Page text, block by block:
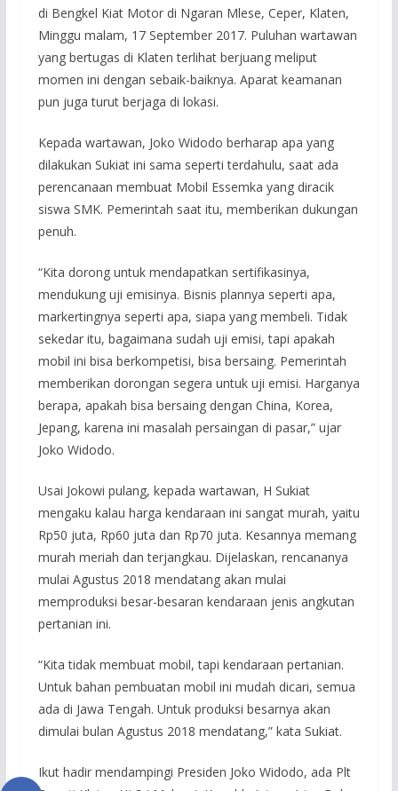
di Bengkel Kiat Motor di Ngaran Mlese, Ceper, Klaten,
Minggu malam, 17 September 2017. Puluhan wartawan
yang bertugas di Klaten terlihat berjuang meliput
momen ini dengan sebaik-baiknya. Aparat keamanan
pun juga turut berjaga di lokasi.
Kepada wartawan, Joko Widodo berharap apa yang
dilakukan Sukiat ini sama seperti terdahulu, saat ada
perencanaan membuat Mobil Essemka yang diracik
siswa SMK. Pemerintah saat itu, memberikan dukungan
penuh.
“Kita dorong untuk mendapatkan sertifikasinya,
mendukung uji emisinya. Bisnis plannya seperti apa,
markertingnya seperti apa, siapa yang membeli. Tidak
sekedar itu, bagaimana sudah uji emisi, tapi apakah
mobil ini bisa berkompetisi, bisa bersaing. Pemerintah
memberikan dorongan segera untuk uji emisi. Harganya
berapa, apakah bisa bersaing dengan China, Korea,
Jepang, karena ini masalah persaingan di pasar,” ujar
Joko Widodo.
Usai Jokowi pulang, kepada wartawan, H Sukiat
mengaku kalau harga kendaraan ini sangat murah, yaitu
Rp50 juta, Rp60 juta dan Rp70 juta. Kesannya memang
murah meriah dan terjangkau. Dijelaskan, rencananya
mulai Agustus 2018 mendatang akan mulai
memproduksi besar-besaran kendaraan jenis angkutan
pertanian ini.
“Kita tidak membuat mobil, tapi kendaraan pertanian.
Untuk bahan pembuatan mobil ini mudah dicari, semua
ada di Jawa Tengah. Untuk produksi besarnya akan
dimulai bulan Agustus 2018 mendatang,” kata Sukiat.
Ikut hadir mendampingi Presiden Joko Widodo, ada Plt